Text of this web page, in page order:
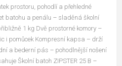
prostoru, pohodlí a přehledné
batohu a penálu – sladěná školní
1 kg Dvě prostorné komory –
i pomůcek Kompresní kapsa – drží
a bederní pás – pohodlnější nošení
Školní batoh ZIPSTER 25 B –